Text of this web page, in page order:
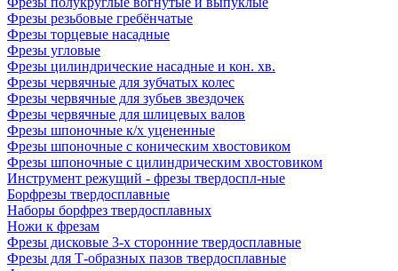
Фрезы резьбовые гребёнчатые
Фрезы торцевые насадные
Фрезы угловые
Фрезы цилиндрические насадные и кон. хв.
Фрезы червячные для зубчатых колес
Фрезы червячные для зубьев звездочек
Фрезы червячные для шлицевых валов
Фрезы шпоночные к/х уцененные
Фрезы шпоночные с коническим хвостовиком
Фрезы шпоночные с цилиндрическим хвостовиком
Инструмент режущий - фрезы твердоспл-ные
Борфрезы твердосплавные
Наборы борфрез твердосплавных
Ножи к фрезам
Фрезы дисковые 3-х сторонние твердосплавные
Фрезы для Т-образных пазов твердосплавные